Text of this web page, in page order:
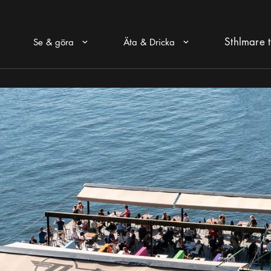
Se & göra Äta & Dricka Sthlmare